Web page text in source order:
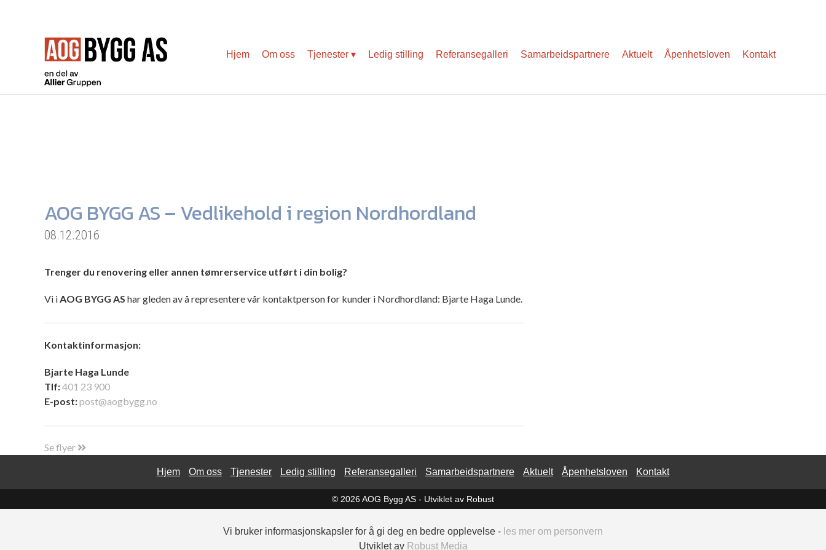
Hjem Om oss Tjenester Ledig stilling Referansegalleri Samarbeidspartnere Aktuelt Åpenhetsloven Kontakt
AOG BYGG AS – Vedlikehold i region Nordhordland
08.12.2016
Trenger du renovering eller annen tømrerservice utført i din bolig?
Vi iAOG BYGG AS har gleden av å representere vår kontaktperson for kunder i Nordhordland: Bjarte Haga Lunde.
Kontaktinformasjon:
Bjarte Haga Lunde
Tlf:401 23 900
E-post:post@aogbygg.no
Se flyer
Hjem Om oss Tjenester Ledig stilling Referansegalleri Samarbeidspartnere Aktuelt Åpenhetsloven Kontakt
© 2026 AOG Bygg AS - Utviklet av Robust
Vi bruker informasjonskapsler for å gi deg en bedre opplevelse - les mer om personvern
Utviklet av Robust Media